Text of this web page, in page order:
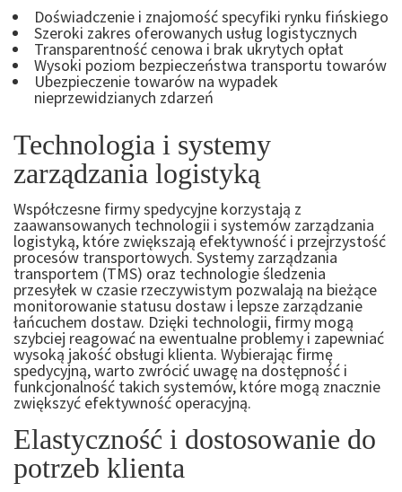
Doświadczenie i znajomość specyfiki rynku fińskiego
Szeroki zakres oferowanych usług logistycznych
Transparentność cenowa i brak ukrytych opłat
Wysoki poziom bezpieczeństwa transportu towarów
Ubezpieczenie towarów na wypadek
nieprzewidzianych zdarzeń
Technologia i systemy
zarządzania logistyką
Współczesne firmy spedycyjne korzystają z
zaawansowanych technologii i systemów zarządzania
logistyką, które zwiększają efektywność i przejrzystość
procesów transportowych. Systemy zarządzania
transportem (TMS) oraz technologie śledzenia
przesyłek w czasie rzeczywistym pozwalają na bieżące
monitorowanie statusu dostaw i lepsze zarządzanie
łańcuchem dostaw. Dzięki technologii, firmy mogą
szybciej reagować na ewentualne problemy i zapewniać
wysoką jakość obsługi klienta. Wybierając firmę
spedycyjną, warto zwrócić uwagę na dostępność i
funkcjonalność takich systemów, które mogą znacznie
zwiększyć efektywność operacyjną.
Elastyczność i dostosowanie do
potrzeb klienta